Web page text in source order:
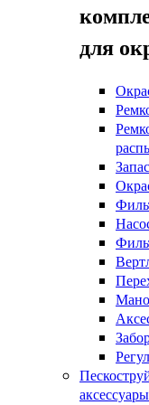
для
аксессуары